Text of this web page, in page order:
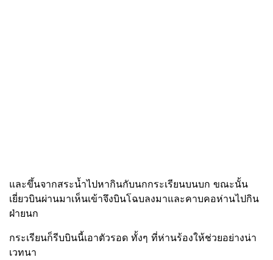
และขึ้นจากสระน้ำไปหากินกับนกกระเรียนบนบก ขณะนั้น
เยี่ยวบินผ่านมาเห็นเข้าจึงบินโฉบลงมาและคาบคอห่านไปกิน
ฝ่ายนก
กระเรียนก็รีบบินนี้เอาตัวรอด ทั้งๆ ที่ห่านร้องให้ช่วยอย่างน่า
เวทนา